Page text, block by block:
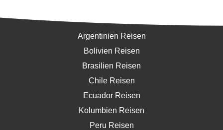
Argentinien Reisen
Bolivien Reisen
Brasilien Reisen
Chile Reisen
Ecuador Reisen
Kolumbien Reisen
Peru Reisen